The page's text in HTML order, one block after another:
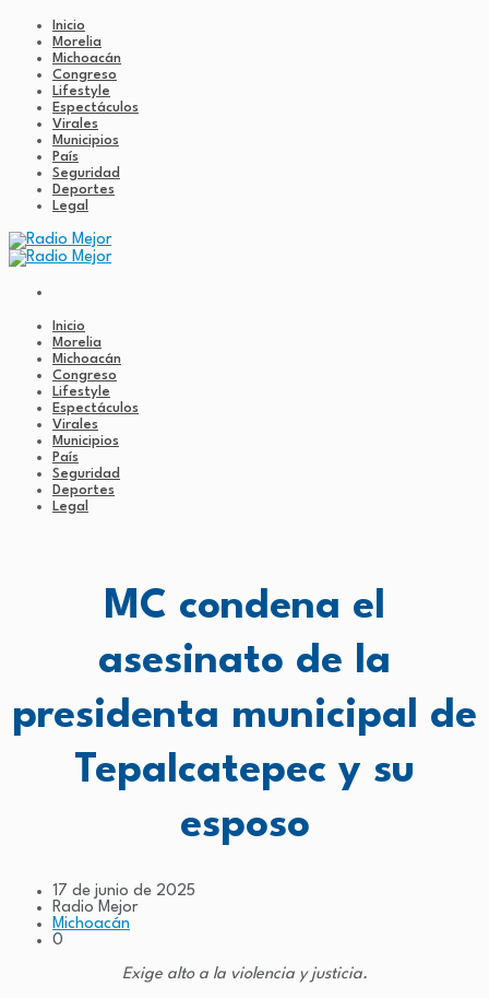
Inicio
Morelia
Michoacán
Congreso
Lifestyle
Espectáculos
Virales
Municipios
País
Seguridad
Deportes
Legal
Inicio
Morelia
Michoacán
Congreso
Lifestyle
Espectáculos
Virales
Municipios
País
Seguridad
Deportes
Legal
MC condena el
asesinato de la
presidenta municipal de
Tepalcatepec y su
esposo
17 de junio de 2025
Radio Mejor
Michoacán
0
Exige alto a la violencia y justicia.